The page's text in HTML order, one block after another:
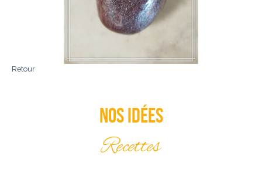
Retour
Nos idées
Recettes